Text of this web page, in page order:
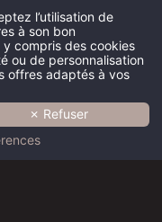
l’utilisation de
à son bon
compris des cookies
ou de personnalisation
offres adaptés à vos
✗ Refuser